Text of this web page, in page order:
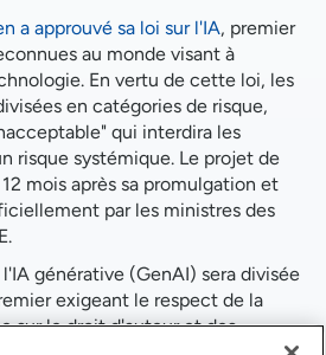
a approuvé sa loi sur l'IA, premier
au monde visant à
En vertu de cette loi, les
en catégories de risque,
qui interdira les
risque systémique. Le projet de
mois après sa promulgation et
par les ministres des
générative (GenAI) sera divisée
exigeant le respect de la
sur le droit d'auteur et des